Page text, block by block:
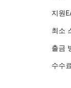
지원
최소
출금
수수료